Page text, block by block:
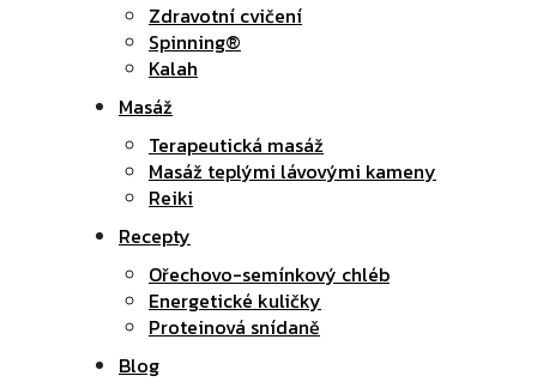
Zdravotní cvičení
Spinning®
Kalah
Masáž
Terapeutická masáž
Masáž teplými lávovými kameny
Reiki
Recepty
Ořechovo-semínkový chléb
Energetické kuličky
Proteinová snídaně
Blog